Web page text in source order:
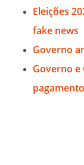
Eleições
fake news
Governo
Governo e
pagamento